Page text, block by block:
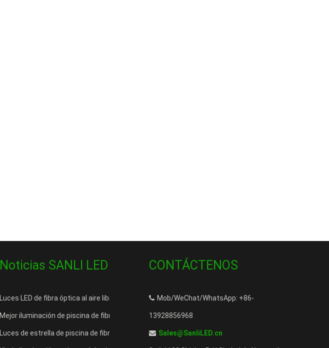
Noticias SANLI LED
Luces LED de fibra óptica al aire libre a prueba de agua para iluminación de piscinas
Mejor iluminación de piscina de fibra óptica Fiberstars en venta
Luces de estrella de piscina de fibra óptica empotradas LED de 80W en venta
CONTÁCTENOS
Mob/WeChat/WhatsApp: +86-
13928856968
Sales@SanliLED.cn